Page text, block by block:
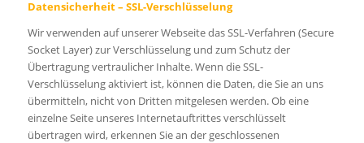
Datensicherheit – SSL-Verschlüsselung
Wir verwenden auf unserer Webseite das SSL-Verfahren (Secure
Socket Layer) zur Verschlüsselung und zum Schutz der
Übertragung vertraulicher Inhalte. Wenn die SSL-
Verschlüsselung aktiviert ist, können die Daten, die Sie an uns
übermitteln, nicht von Dritten mitgelesen werden. Ob eine
einzelne Seite unseres Internetauftrittes verschlüsselt
übertragen wird, erkennen Sie an der geschlossenen